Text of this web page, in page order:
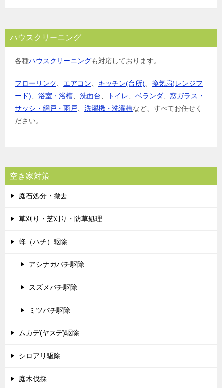
ハウスクリーニング
各種ハウスクリーニングも対応しております。
フローリング エアコン キッチン(台所)
換気扇(レンジフ
ード)
浴室・浴槽 洗面台 トイレ ベランダ
窓ガラス・
サッシ・網戸・雨戸
洗濯機・洗濯槽など、すべてお任せく
ださい。
空き家対策
庭石処分・撤去
草刈り・芝刈り・防草処理
蜂（ハチ）駆除
アシナガバチ駆除
スズメバチ駆除
ミツバチ駆除
ムカデ(ヤスデ)駆除
シロアリ駆除
庭木伐採